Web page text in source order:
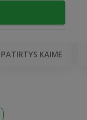
PATIRTYS KAIME